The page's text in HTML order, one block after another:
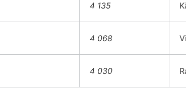
4 135
4 068
4 030